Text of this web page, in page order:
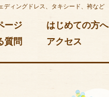
ディングドレス、タキシード、袴など
ージ はじめての方へ
質問
アクセス